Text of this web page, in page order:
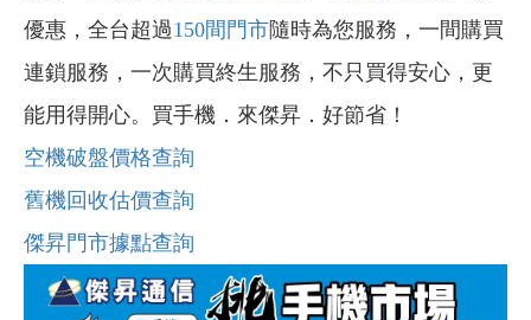
優惠，全台超過150間門市隨時為您服務，一間購買
連鎖服務，一次購買終生服務，不只買得安心，更
能用得開心。買手機．來傑昇．好節省！
空機破盤價格查詢
舊機回收估價查詢
傑昇門市據點查詢